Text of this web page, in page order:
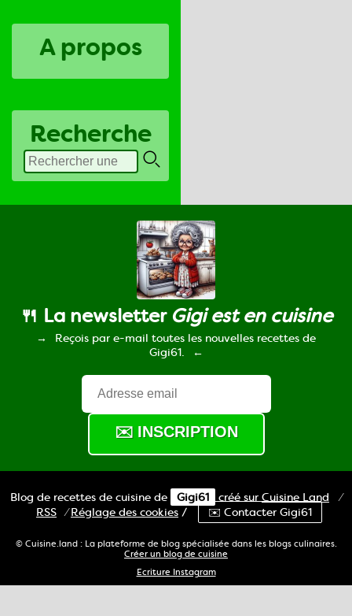
A propos
Recherche
🍴 La newsletter Gigi est en cuisine
Reçois par e-mail toutes les nouvelles recettes de
Gigi61.
Blog de recettes de cuisine de Gigi61 créé sur Cuisine Land
⁄
RSS ⁄Réglage des cookies / ✉️ Contacter Gigi61
© Cuisine.land : La plateforme de blog spécialisée dans les blogs culinaires.
Créer un blog de cuisine
Ecriture Instagram